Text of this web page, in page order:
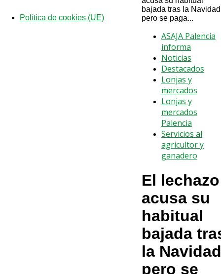
Política de cookies (UE)
bajada tras la
pero se paga...
ASAJA Palencia
informa
Noticias
Destacados
Lonjas y
mercados
Lonjas y
mercados
Palencia
Servicios al
agricultor y
ganadero
El lechazo
acusa su
habitual
bajada
la
pero se